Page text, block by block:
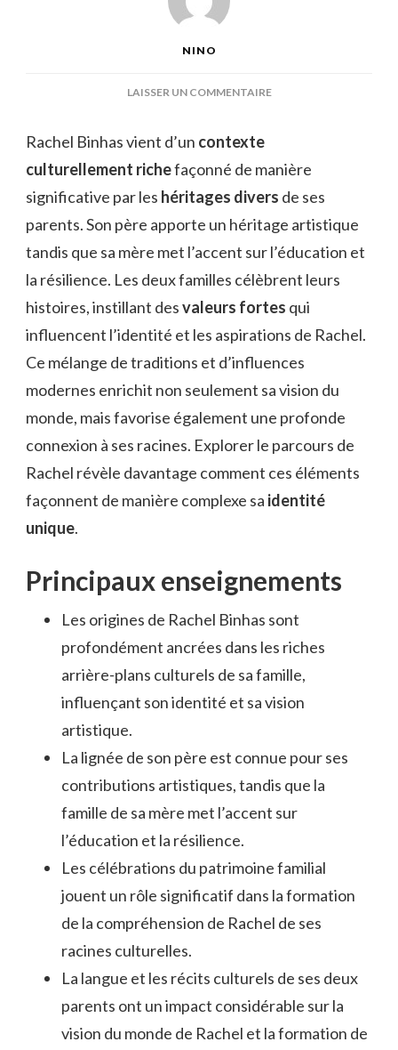
NINO
LAISSER UN COMMENTAIRESUR
PARENTS
Rachel Binhas vient d’un contexte
culturellement richefaçonné de manière
significative par les héritages divers de ses
parents. Son père apporte un héritage artistique
tandis que sa mère met l’accent sur l’éducation et
la résilience. Les deux familles célèbrent leurs
histoires, instillant desvaleurs fortes qui
influencent l’identité et les aspirations de Rachel.
Ce mélange de traditions et d’influences
modernes enrichit non seulement sa vision du
monde, mais favorise également une profonde
connexion à ses racines. Explorer le parcours de
Rachel révèle davantage comment ces éléments
façonnent de manière complexe sa identité
unique.
Principaux enseignements
Les origines de Rachel Binhas sont
profondément ancrées dans les riches
arrière-plans culturels de sa famille,
influençant son identité et sa vision
artistique.
La lignée de son père est connue pour ses
contributions artistiques, tandis que la
famille de sa mère met l’accent sur
l’éducation et la résilience.
Les célébrations du patrimoine familial
jouent un rôle significatif dans la formation
de la compréhension de Rachel de ses
racines culturelles.
La langue et les récits culturels de ses deux
parents ont un impact considérable sur la
vision du monde de Rachel et la formation de